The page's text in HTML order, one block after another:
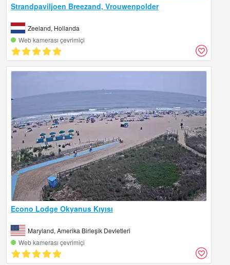
Strandpaviljoen Breezand, Vrouwenpolder
Zeeland, Hollanda
Web kamerası çevrimiçi
Econo Lodge Okyanus Kıyısı
Maryland, Amerika Birleşik Devletleri
Web kamerası çevrimiçi